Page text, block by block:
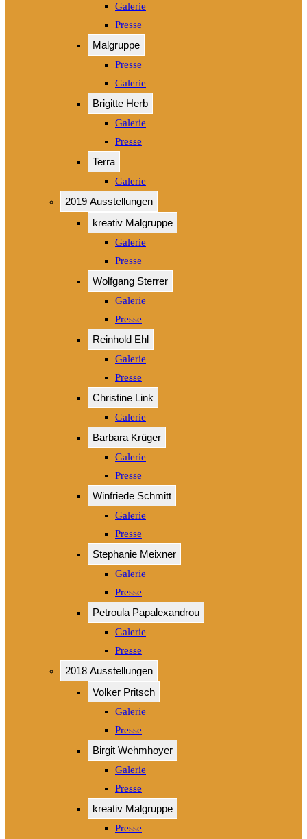
Galerie
Presse
Malgruppe
Presse
Galerie
Brigitte Herb
Galerie
Presse
Terra
Galerie
2019 Ausstellungen
kreativ Malgruppe
Galerie
Presse
Wolfgang Sterrer
Galerie
Presse
Reinhold Ehl
Galerie
Presse
Christine Link
Galerie
Barbara Krüger
Galerie
Presse
Winfriede Schmitt
Galerie
Presse
Stephanie Meixner
Galerie
Presse
Petroula Papalexandrou
Galerie
Presse
2018 Ausstellungen
Volker Pritsch
Galerie
Presse
Birgit Wehmhoyer
Galerie
Presse
kreativ Malgruppe
Presse